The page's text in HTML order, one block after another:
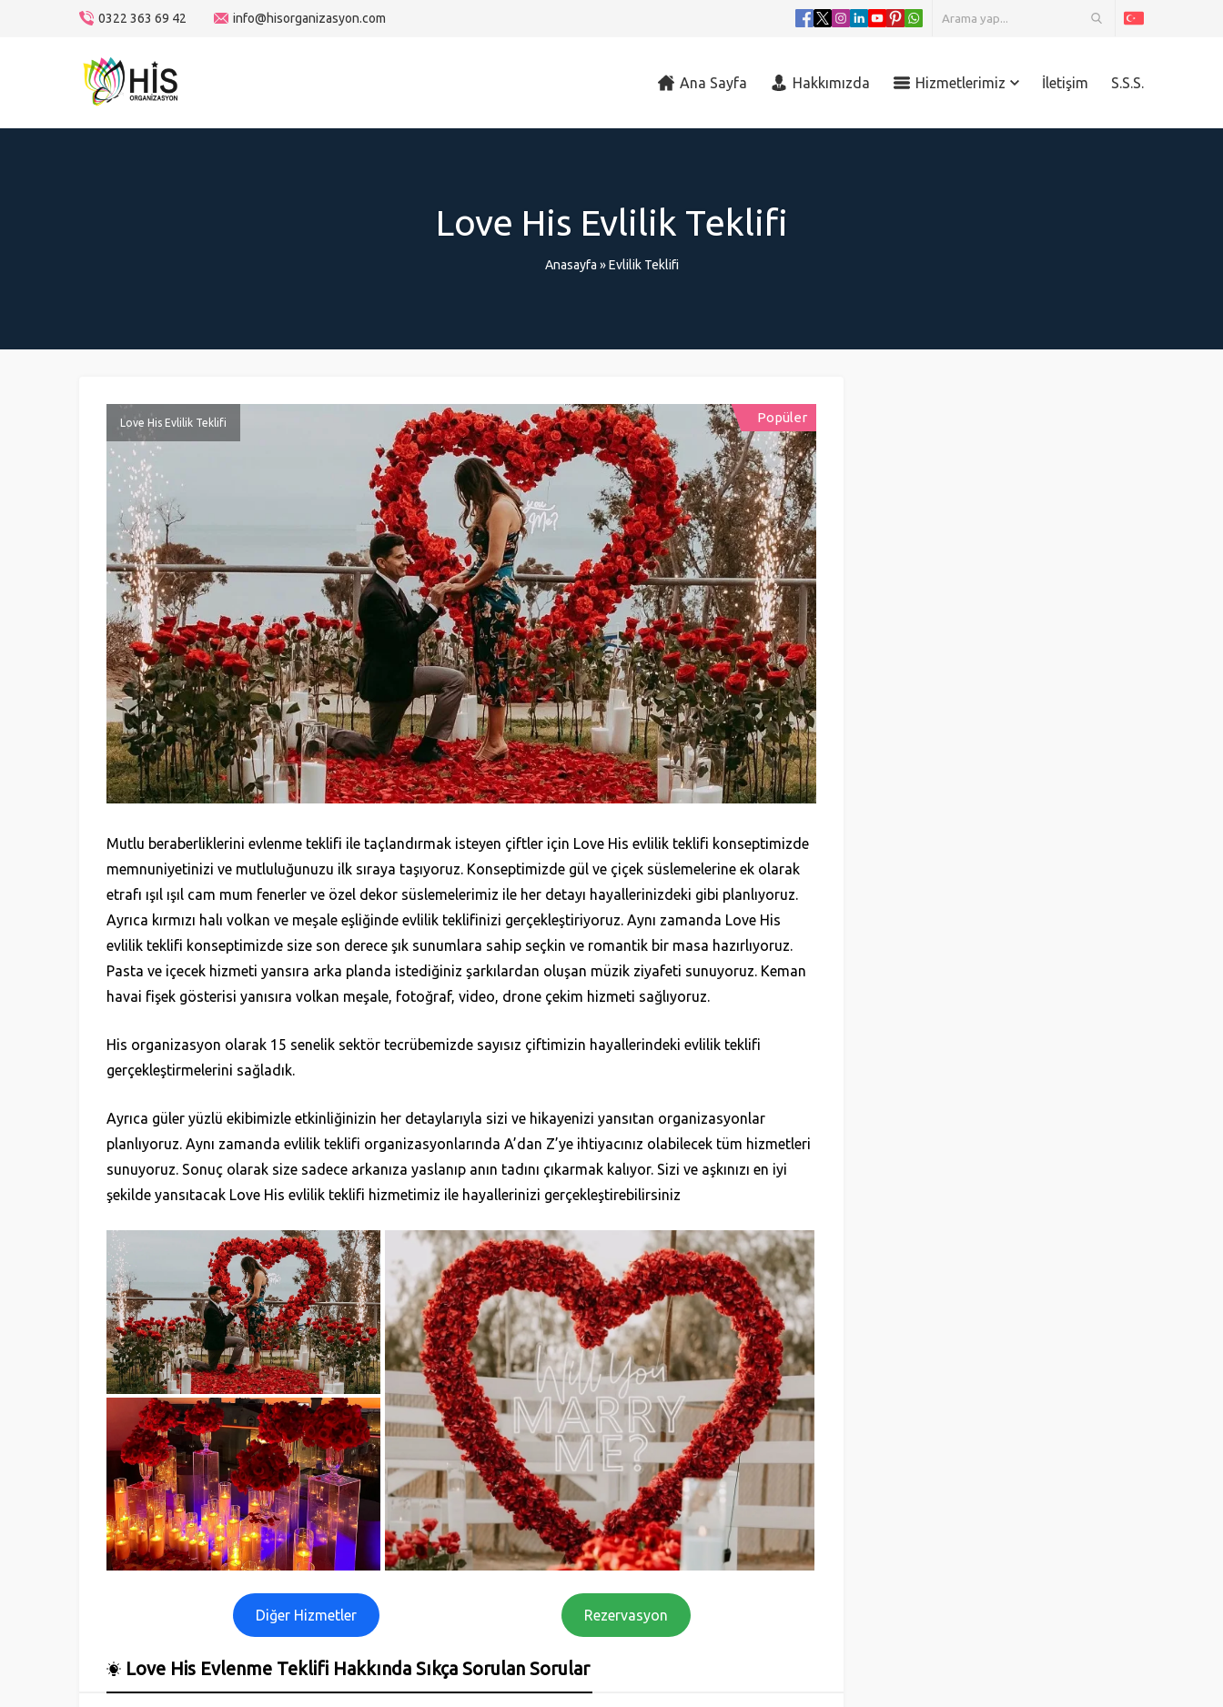
0322 363 69 42 info@hisorganizasyon.com
Ana Sayfa Hakkımızda Hizmetlerimiz İletişim S.S.S.
Love His Evlilik Teklifi
Anasayfa »Evlilik Teklifi
Love His Evlilik Teklifi Popüler
Mutlu beraberliklerini evlenme teklifi ile taçlandırmak isteyen çiftler için Love His evlilik teklifi konseptimizde
memnuniyetinizi ve mutluluğunuzu ilk sıraya taşıyoruz. Konseptimizde gül ve çiçek süslemelerine ek olarak
etrafı ışıl ışıl cam mum fenerler ve özel dekor süslemelerimiz ile her detayı hayallerinizdeki gibi planlıyoruz.
Ayrıca kırmızı halı volkan ve meşale eşliğinde evlilik teklifinizi gerçekleştiriyoruz. Aynı zamanda Love His
evlilik teklifi konseptimizde size son derece şık sunumlara sahip seçkin ve romantik bir masa hazırlıyoruz.
Pasta ve içecek hizmeti yansıra arka planda istediğiniz şarkılardan oluşan müzik ziyafeti sunuyoruz. Keman
havai fişek gösterisi yanısıra volkan meşale, fotoğraf, video, drone çekim hizmeti sağlıyoruz.
His organizasyon olarak 15 senelik sektör tecrübemizde sayısız çiftimizin hayallerindeki evlilik teklifi
gerçekleştirmelerini sağladık.
Ayrıca güler yüzlü ekibimizle etkinliğinizin her detaylarıyla sizi ve hikayenizi yansıtan organizasyonlar
planlıyoruz. Aynı zamanda evlilik teklifi organizasyonlarında A’dan Z’ye ihtiyacınız olabilecek tüm hizmetleri
sunuyoruz. Sonuç olarak size sadece arkanıza yaslanıp anın tadını çıkarmak kalıyor. Sizi ve aşkınızı en iyi
şekilde yansıtacak Love His evlilik teklifi hizmetimiz ile hayallerinizi gerçekleştirebilirsiniz
Diğer Hizmetler Rezervasyon
Love His Evlenme Teklifi Hakkında Sıkça Sorulan Sorular